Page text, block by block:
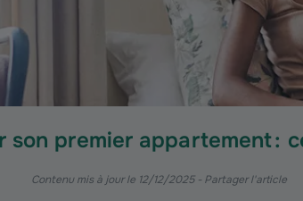
son premier appartement :
Contenu mis à jour le 12/12/2025- Partager l'article